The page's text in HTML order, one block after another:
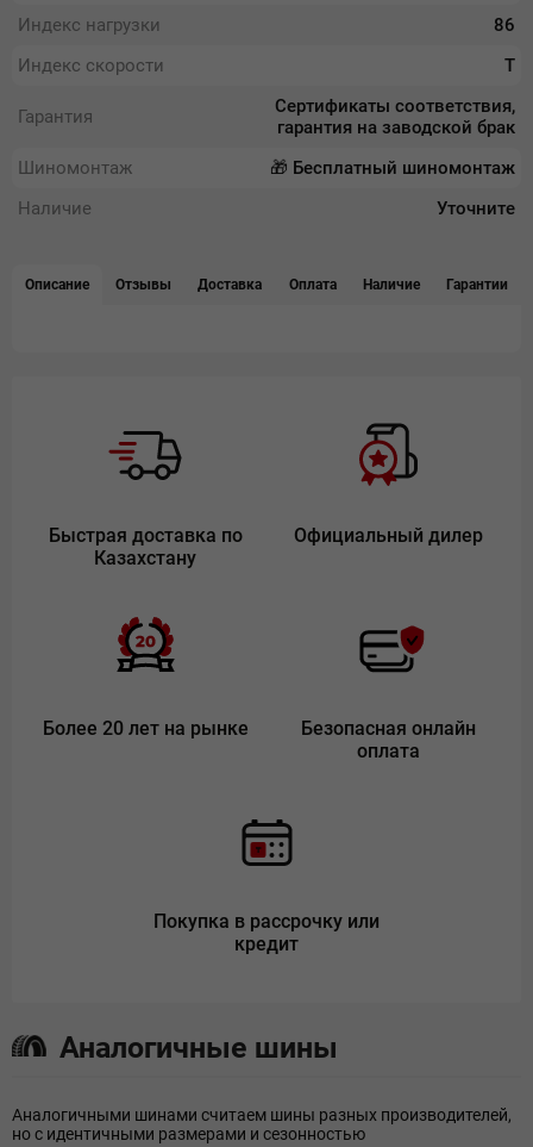
Индекс нагрузки
86
Индекс скорости
T
Гарантия
Сертификаты соответствия,
гарантия на заводской брак
Шиномонтаж
🎁 Бесплатный шиномонтаж
Наличие
Уточните
Описание Отзывы Доставка Оплата Наличие Гарантии
Быстрая доставка по
Казахстану
Официальный дилер
Более 20 лет на рынке
Безопасная онлайн
оплата
Покупка в рассрочку или
кредит
Аналогичные шины
Аналогичными шинами считаем шины разных производителей,
но с идентичными размерами и сезонностью